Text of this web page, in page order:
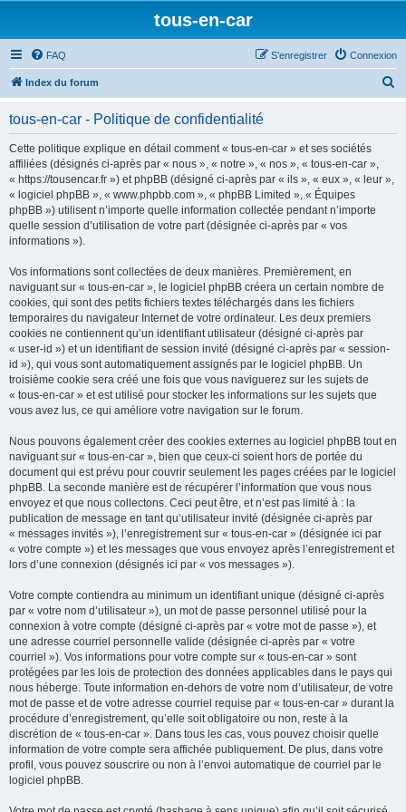
tous-en-car
FAQ Connexion
S’enregistrer
Index du forum
tous-en-car - Politique de confidentialité
Cette politique explique en détail comment « tous-en-car » et ses sociétés
affiliées (désignés ci-après par « nous », « notre », « nos », « tous-en-car »,
« https://tousencar.fr ») et phpBB (désigné ci-après par « ils », « eux », « leur »,
« logiciel phpBB », « www.phpbb.com », « phpBB Limited », « Équipes
phpBB ») utilisent n’importe quelle information collectée pendant n’importe
quelle session d’utilisation de votre part (désignée ci-après par « vos
informations »).
Vos informations sont collectées de deux manières. Premièrement, en
naviguant sur « tous-en-car », le logiciel phpBB créera un certain nombre de
cookies, qui sont des petits fichiers textes téléchargés dans les fichiers
temporaires du navigateur Internet de votre ordinateur. Les deux premiers
cookies ne contiennent qu’un identifiant utilisateur (désigné ci-après par
« user-id ») et un identifiant de session invité (désigné ci-après par « session-
id »), qui vous sont automatiquement assignés par le logiciel phpBB. Un
troisième cookie sera créé une fois que vous naviguerez sur les sujets de
« tous-en-car » et est utilisé pour stocker les informations sur les sujets que
vous avez lus, ce qui améliore votre navigation sur le forum.
Nous pouvons également créer des cookies externes au logiciel phpBB tout en
naviguant sur « tous-en-car », bien que ceux-ci soient hors de portée du
document qui est prévu pour couvrir seulement les pages créées par le logiciel
phpBB. La seconde manière est de récupérer l’information que vous nous
envoyez et que nous collectons. Ceci peut être, et n’est pas limité à : la
publication de message en tant qu’utilisateur invité (désignée ci-après par
« messages invités »), l’enregistrement sur « tous-en-car » (désignée ici par
« votre compte ») et les messages que vous envoyez après l’enregistrement et
lors d’une connexion (désignés ici par « vos messages »).
Votre compte contiendra au minimum un identifiant unique (désigné ci-après
par « votre nom d’utilisateur »), un mot de passe personnel utilisé pour la
connexion à votre compte (désigné ci-après par « votre mot de passe »), et
une adresse courriel personnelle valide (désignée ci-après par « votre
courriel »). Vos informations pour votre compte sur « tous-en-car » sont
protégées par les lois de protection des données applicables dans le pays qui
nous héberge. Toute information en-dehors de votre nom d’utilisateur, de votre
mot de passe et de votre adresse courriel requise par « tous-en-car » durant la
procédure d’enregistrement, qu’elle soit obligatoire ou non, reste à la
discrétion de « tous-en-car ». Dans tous les cas, vous pouvez choisir quelle
information de votre compte sera affichée publiquement. De plus, dans votre
profil, vous pouvez souscrire ou non à l’envoi automatique de courriel par le
logiciel phpBB.